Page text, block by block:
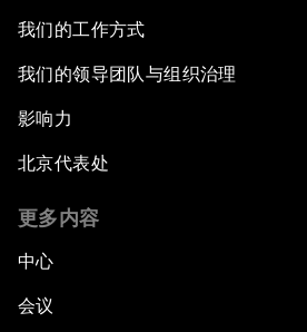
我们的工作方式
我们的领导团队与组织治理
影响力
北京代表处
更多内容
中心
会议